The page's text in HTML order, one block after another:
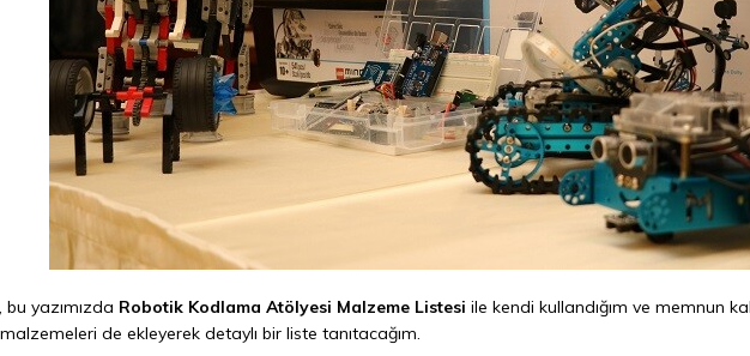
yazımızda Robotik Kodlama Atölyesi Malzeme Listesi ile kendi kullandığım ve memnun
de ekleyerek detaylı bir liste tanıtacağım.